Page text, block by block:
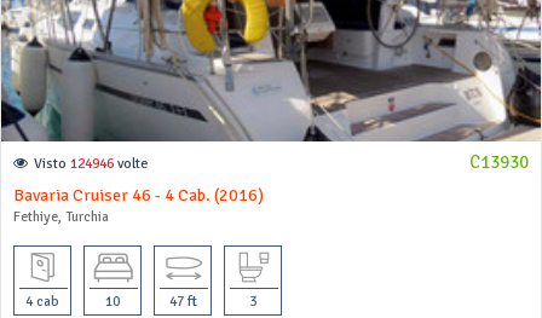
C13930
Visto 124946 volte
Bavaria Cruiser 46 - 4 Cab. (2016)
Fethiye, Turchia
4 cab 10 47 ft 3